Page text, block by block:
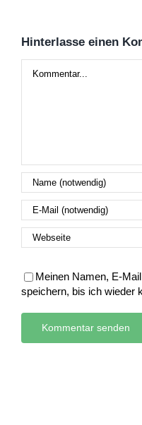
Hinterlasse einen
Meinen Namen, E-
speichern, bis ich wieder